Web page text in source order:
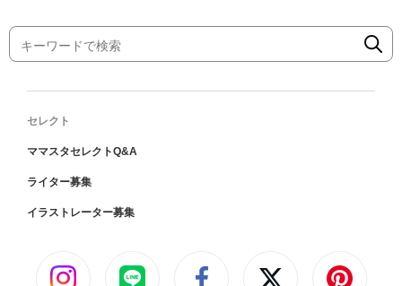
セレクト
ママスタセレクトQ&A
ライター募集
イラストレーター募集